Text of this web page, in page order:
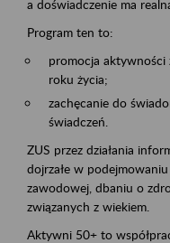
a doświadczenie ma
Program ten to:
promocja aktywności
roku życia;
zachęcanie do
świadczeń.
ZUS przez działania
dojrzałe w
zawodowej, dbaniu o
związanych z wiekiem.
Aktywni 50+ to